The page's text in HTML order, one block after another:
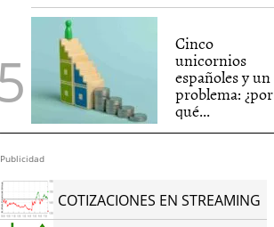
Cinco
unicornios
españoles y un
problema: ¿por
qué...
Publicidad
COTIZACIONES EN STREAMING